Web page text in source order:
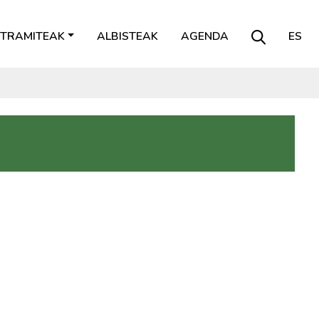
TRAMITEAK ALBISTEAK AGENDA ES